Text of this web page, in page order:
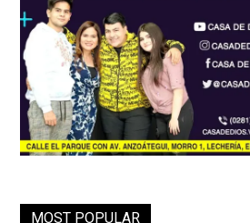
MOST POPULAR